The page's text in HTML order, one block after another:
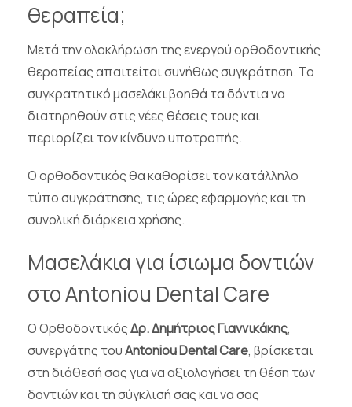
θεραπεία;
Μετά την ολοκλήρωση της ενεργού ορθοδοντικής
θεραπείας απαιτείται συνήθως συγκράτηση. Το
συγκρατητικό μασελάκι βοηθά τα δόντια να
διατηρηθούν στις νέες θέσεις τους και
περιορίζει τον κίνδυνο υποτροπής.
Ο ορθοδοντικός θα καθορίσει τον κατάλληλο
τύπο συγκράτησης, τις ώρες εφαρμογής και τη
συνολική διάρκεια χρήσης.
Μασελάκια για ίσιωμα δοντιών
στο Antoniou Dental Care
Ο ΟρθοδοντικόςΔρ. Δημήτριος Γιαννικάκης,
συνεργάτης τουAntoniou Dental Care, βρίσκεται
στη διάθεσή σας για να αξιολογήσει τη θέση των
δοντιών και τη σύγκλισή σας και να σας